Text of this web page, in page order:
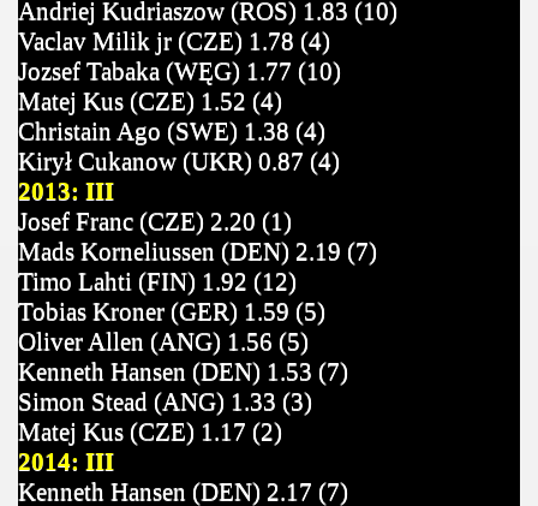
Andriej Kudriaszow (ROS) 1.83 (10)
Vaclav Milik jr (CZE) 1.78 (4)
Jozsef Tabaka (WĘG) 1.77 (10)
Matej Kus (CZE) 1.52 (4)
Christain Ago (SWE) 1.38 (4)
Kirył Cukanow (UKR) 0.87 (4)
2013: III
Josef Franc (CZE) 2.20 (1)
Mads Korneliussen (DEN) 2.19 (7)
Timo Lahti (FIN) 1.92 (12)
Tobias Kroner (GER) 1.59 (5)
Oliver Allen (ANG) 1.56 (5)
Kenneth Hansen (DEN) 1.53 (7)
Simon Stead (ANG) 1.33 (3)
Matej Kus (CZE) 1.17 (2)
2014: III
Kenneth Hansen (DEN) 2.17 (7)